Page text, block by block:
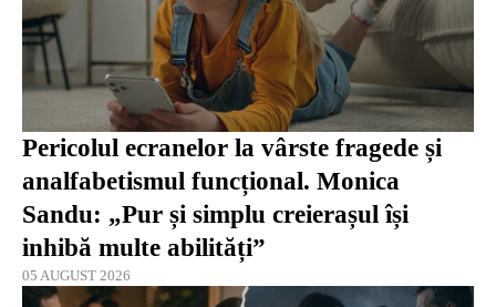
Pericolul ecranelor la vârste fragede și
analfabetismul funcțional. Monica
Sandu: „Pur și simplu creierașul își
inhibă multe abilități”
05 AUGUST 2026